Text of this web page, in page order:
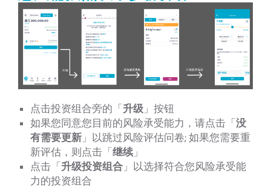
点击投资组合旁的「升级 」按钮
如果您同意您目前的风险承受能力，请点击「没
有需要更新 」以跳过风险评估问卷; 如果您需要重
新评估，则点击「继续 」
点击「升级投资组合 」以选择符合您风险承受能
力的投资组合